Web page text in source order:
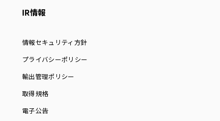
IR情報
情報セキュリティ方針
プライバシーポリシー
輸出管理ポリシー
取得規格
電子公告